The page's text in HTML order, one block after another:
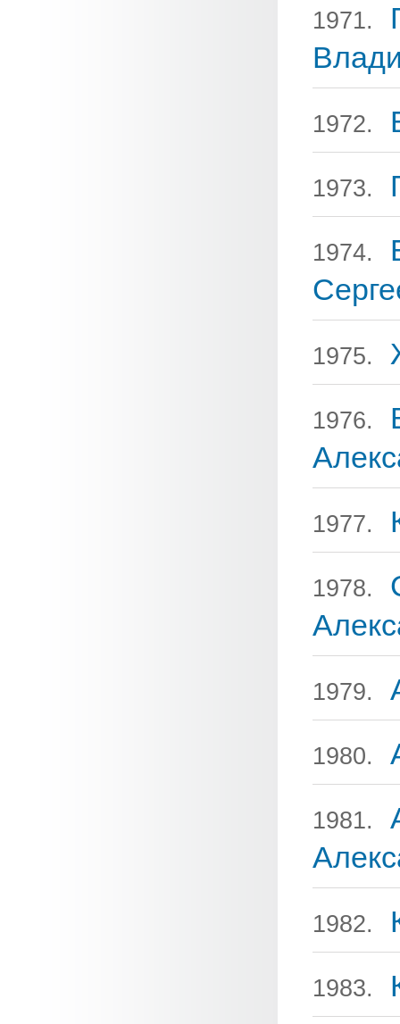
1971.
1972.
1973.
1974.
1975.
1976.
1977.
1978.
1979.
1980.
1981.
1982.
1983.